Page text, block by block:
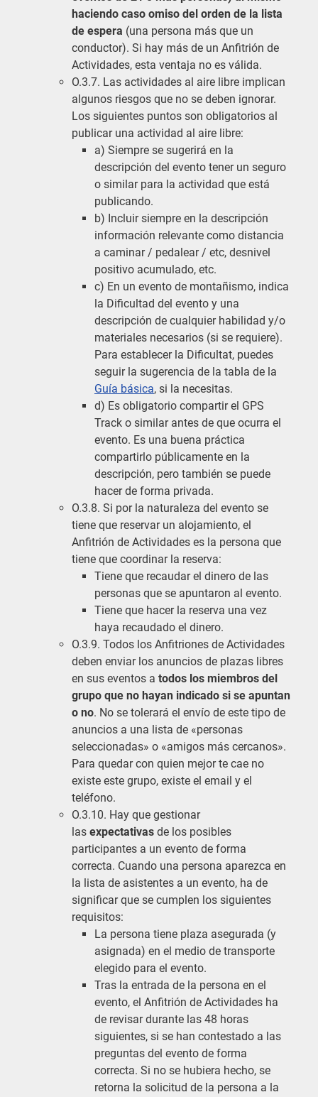
haciendo caso omiso del orden de la lista
de espera (una persona más que un
conductor). Si hay más de un Anfitrión de
Actividades, esta ventaja no es válida.
O.3.7. Las actividades al aire libre implican
algunos riesgos que no se deben ignorar.
Los siguientes puntos son obligatorios al
publicar una actividad al aire libre:
a) Siempre se sugerirá en la
descripción del evento tener un seguro
o similar para la actividad que está
publicando.
b) Incluir siempre en la descripción
información relevante como distancia
a caminar / pedalear / etc, desnivel
positivo acumulado, etc.
c) En un evento de montañismo, indica
la Dificultad del evento y una
descripción de cualquier habilidad y/o
materiales necesarios (si se requiere).
Para establecer la Dificultat, puedes
seguir la sugerencia de la tabla de la
Guía básica, si la necesitas.
d) Es obligatorio compartir el GPS
Track o similar antes de que ocurra el
evento. Es una buena práctica
compartirlo públicamente en la
descripción, pero también se puede
hacer de forma privada.
O.3.8. Si por la naturaleza del evento se
tiene que reservar un alojamiento, el
Anfitrión de Actividades es la persona que
tiene que coordinar la reserva:
Tiene que recaudar el dinero de las
personas que se apuntaron al evento.
Tiene que hacer la reserva una vez
haya recaudado el dinero.
O.3.9. Todos los Anfitriones de Actividades
deben enviar los anuncios de plazas libres
en sus eventos a todos los miembros del
grupo que no hayan indicado si se apuntan
o no. No se tolerará el envío de este tipo de
anuncios a una lista de «personas
seleccionadas» o «amigos más cercanos».
Para quedar con quien mejor te cae no
existe este grupo, existe el email y el
teléfono.
O.3.10. Hay que gestionar
las expectativas de los posibles
participantes a un evento de forma
correcta. Cuando una persona aparezca en
la lista de asistentes a un evento, ha de
significar que se cumplen los siguientes
requisitos:
La persona tiene plaza asegurada (y
asignada) en el medio de transporte
elegido para el evento.
Tras la entrada de la persona en el
evento, el Anfitrión de Actividades ha
de revisar durante las 48 horas
siguientes, si se han contestado a las
preguntas del evento de forma
correcta. Si no se hubiera hecho, se
retorna la solicitud de la persona a la